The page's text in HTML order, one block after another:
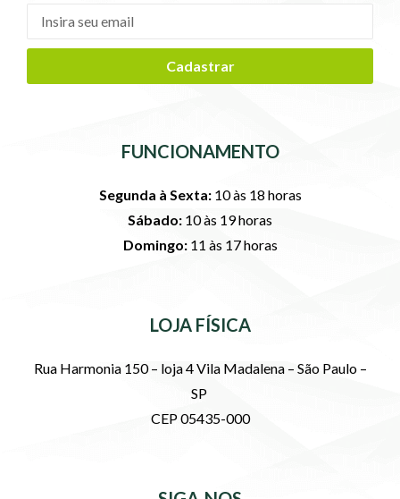
Cadastrar
FUNCIONAMENTO
Segunda à Sexta:10 às 18 horas
Sábado: 10 às 19 horas
Domingo:11 às 17 horas
LOJA FÍSICA
Rua Harmonia 150 – loja 4 Vila Madalena – São Paulo –
SP
CEP 05435-000